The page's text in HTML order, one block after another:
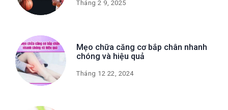
Tháng 2 9, 2025
Mẹo chữa căng cơ bắp chân nhanh
chóng và hiệu quả
Tháng 12 22, 2024